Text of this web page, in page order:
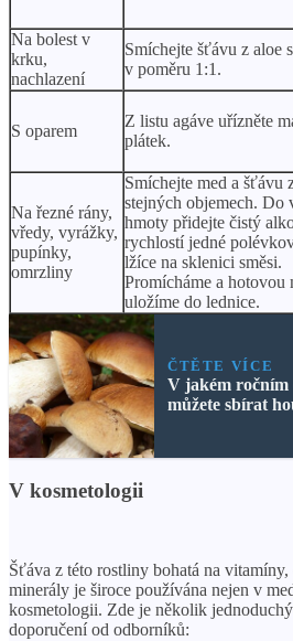
Na bolest v
krku,
nachlazení
Smíchejte šťávu z aloe
v poměru 1:1.
S oparem
Z listu agáve uřízněte
plátek.
Na řezné rány,
vředy, vyrážky,
pupínky,
omrzliny
Smíchejte med a šťávu
stejných objemech. Do
hmoty přidejte čistý
rychlostí jedné
lžíce na sklenici směsi.
Promícháme a hotovou
uložíme do lednice.
ČTĚTE VÍCE
V jakém ročním
můžete sbírat
V kosmetologii
Šťáva z této rostliny bohatá na vitamíny,
minerály je široce používána nejen v
kosmetologii. Zde je několik
doporučení od odborníků: